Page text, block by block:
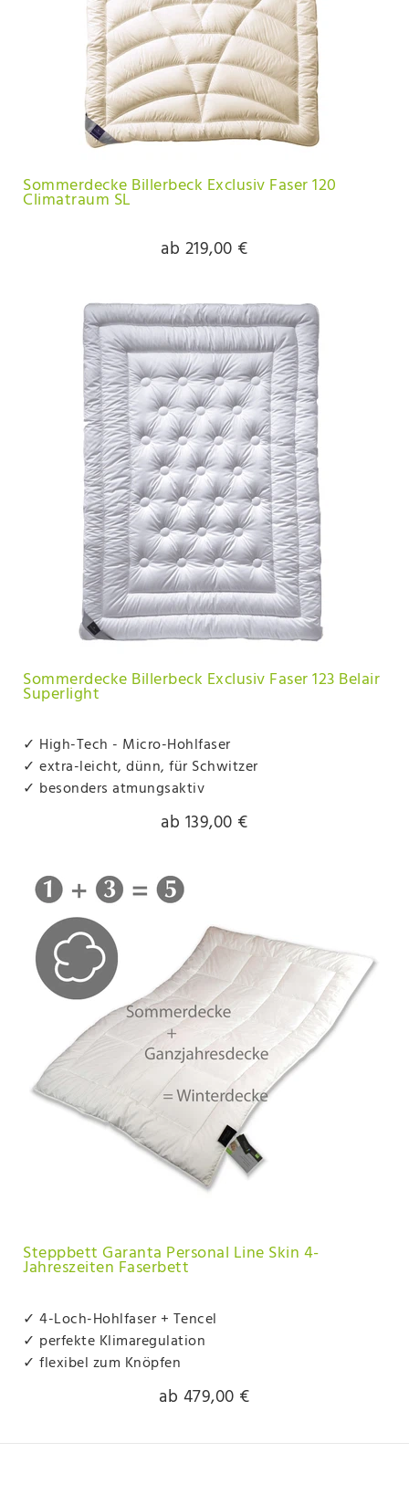
Sommerdecke Billerbeck Exclusiv Faser 120
Climatraum SL
ab 219,00 €
Sommerdecke Billerbeck Exclusiv Faser 123 Belair
Superlight
✓ High-Tech - Micro-Hohlfaser
✓ extra-leicht, dünn, für Schwitzer
✓ besonders atmungsaktiv
ab 139,00 €
Steppbett Garanta Personal Line Skin 4-
Jahreszeiten Faserbett
✓ 4-Loch-Hohlfaser + Tencel
✓ perfekte Klimaregulation
✓ flexibel zum Knöpfen
ab 479,00 €